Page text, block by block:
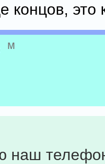
концов, это
м
наш